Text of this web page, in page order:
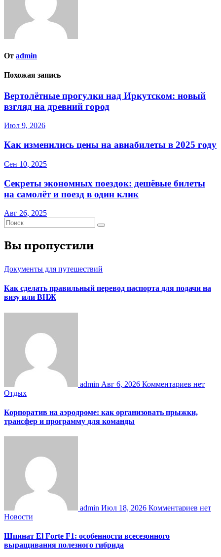
От admin
Похожая запись
Вертолётные прогулки над Иркутском: новый
взгляд на древний город
Июл 9, 2026
Как изменились цены на авиабилеты в 2025 году
Сен 10, 2025
Секреты экономных поездок: дешёвые билеты
на самолёт и поезд в один клик
Авг 26, 2025
Вы пропустили
Документы для путешествий
Как сделать правильный перевод паспорта для подачи на
визу или ВНЖ
admin Авг 6, 2026 Комментариев нет
Отдых
Корпоратив на аэродроме: как организовать прыжки,
трансфер и программу для команды
admin Июл 18, 2026 Комментариев нет
Новости
Шпинат El Forte F1: особенности всесезонного
выращивания полезного гибрида